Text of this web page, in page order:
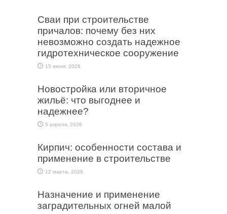
Сваи при строительстве
причалов: почему без них
невозможно создать надежное
гидротехническое сооружение
15 июня, 2026
Новостройка или вторичное
жильё: что выгоднее и
надежнее?
5 апреля, 2026
Кирпич: особенности состава и
применение в строительстве
12 марта, 2026
Назначение и применение
заградительных огней малой